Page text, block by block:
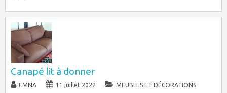
Canapé lit à donner
EMNA 11 juillet 2022
MEUBLES ET DÉCORATIONS